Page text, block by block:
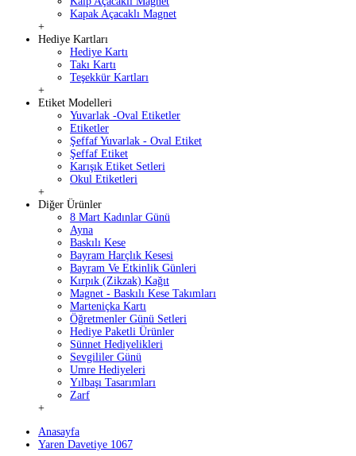
Kapak Açacaklı Magnet
+
Hediye Kartları
Hediye Kartı
Takı Kartı
Teşekkür Kartları
+
Etiket Modelleri
Yuvarlak -Oval Etiketler
Etiketler
Şeffaf Yuvarlak - Oval Etiket
Şeffaf Etiket
Karışık Etiket Setleri
Okul Etiketleri
+
Diğer Ürünler
8 Mart Kadınlar Günü
Ayna
Baskılı Kese
Bayram Harçlık Kesesi
Bayram Ve Etkinlik Günleri
Kırpık (Zikzak) Kağıt
Magnet - Baskılı Kese Takımları
Marteniçka Kartı
Öğretmenler Günü Setleri
Hediye Paketli Ürünler
Sünnet Hediyelikleri
Sevgililer Günü
Umre Hediyeleri
Yılbaşı Tasarımları
Zarf
+
Anasayfa
Yaren Davetiye 1067